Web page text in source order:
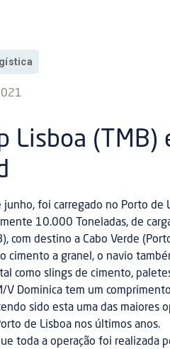
Lisboa (TMB)
junho, foi carregado no Porto de
10.000 Toneladas, de
com destino a Cabo Verde
cimento a granel, o navio
como slings de cimento,
V Dominica tem um
sido esta uma das maiores
de Lisboa nos últimos anos.
toda a operação foi realizada